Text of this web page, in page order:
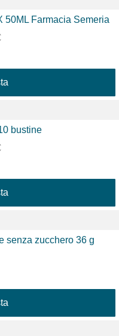
50ML Farmacia Semeria
bustine
senza zucchero 36 g